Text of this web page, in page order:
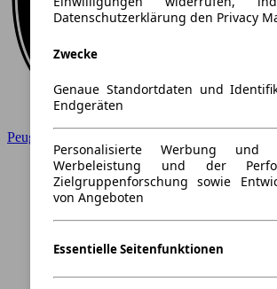
Datenschutzerklärung den Privacy
Zwecke
Genaue Standortdaten und
Endgeräten
Personalisierte Werbung
Werbeleistung und der
Zielgruppenforschung sowie
von Angeboten
Essentielle Seitenfunktionen
Peugeot